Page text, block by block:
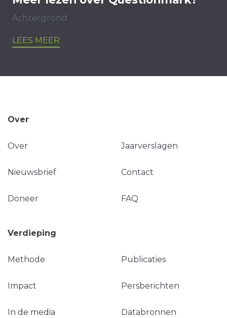
Achtergrond
LEES MEER
Over
Over Jaarverslagen
Nieuwsbrief Contact
Doneer FAQ
Verdieping
Methode Publicaties
Impact Persberichten
In de media Databronnen